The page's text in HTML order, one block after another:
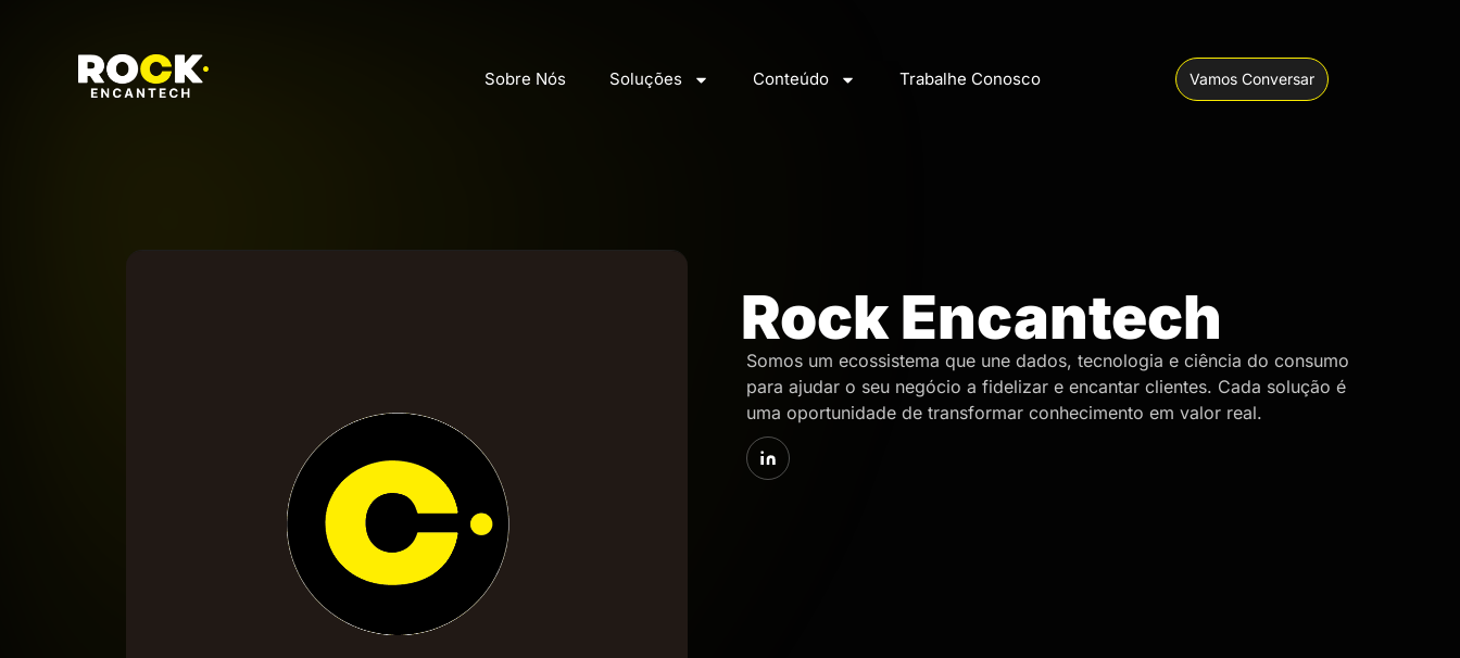
Sobre Nós Soluções Conteúdo Trabalhe Conosco Vamos Conversar
Rock Encantech
Somos um ecossistema que une dados, tecnologia e ciência do consumo
para ajudar o seu negócio a fidelizar e encantar clientes. Cada solução é
uma oportunidade de transformar conhecimento em valor real.